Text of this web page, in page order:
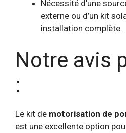
Nécessité d’une
externe ou d’un kit
installation complète.
Notre avis
:
Le kit de motorisation de
est une excellente option